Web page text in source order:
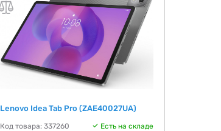
Lenovo Idea Tab Pro (ZAE40027UA)
Код товара: 337260 Есть на складе